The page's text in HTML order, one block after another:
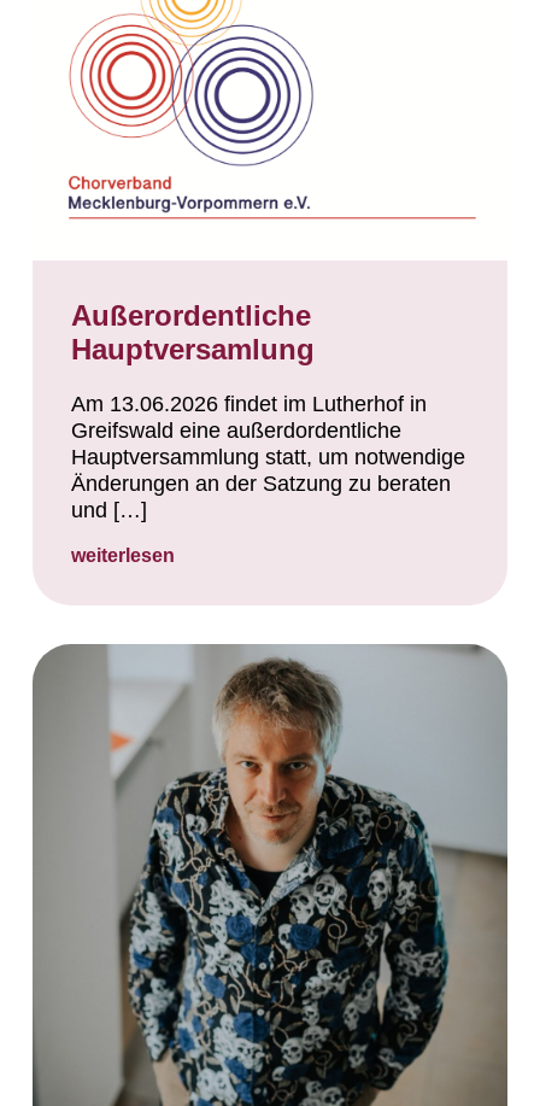
Außerordentliche
Hauptversamlung
Am 13.06.2026 findet im Lutherhof in
Greifswald eine außerdordentliche
Hauptversammlung statt, um notwendige
Änderungen an der Satzung zu beraten
und […]
weiterlesen